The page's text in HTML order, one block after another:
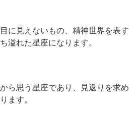
に見えないもの、精神世界を表す
溢れた星座になります。
ら思う星座であり、見返りを求め
ます。